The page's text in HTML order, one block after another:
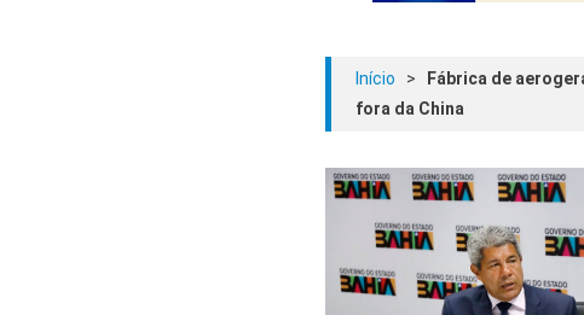
Início >
Fábrica de
fora da China